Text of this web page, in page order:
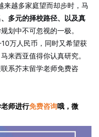
来越多家庭望而却步时，马
多元的择校路径、以及真
划中不可忽视的一极。
万人民币，同时又希望获
来西亚值得你认真研究。
系芥末留学老师免费咨
师进行免费咨询哦，微